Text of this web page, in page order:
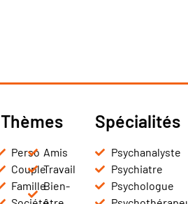
Thèmes
Perso
Couple
Famille
Amis
Travail
Bien-
Spécialités
Psychanalyste
Psychiatre
Psychologue